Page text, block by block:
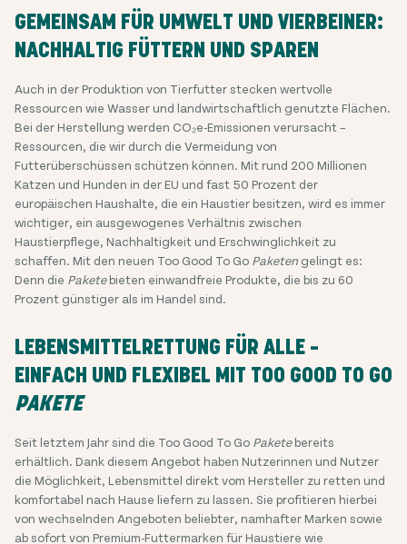
GEMEINSAM FÜR UMWELT UND VIERBEINER:
NACHHALTIG FÜTTERN UND SPAREN
Auch in der Produktion von Tierfutter stecken wertvolle
Ressourcen wie Wasser und landwirtschaftlich genutzte Flächen.
Bei der Herstellung werden CO₂e-Emissionen verursacht –
Ressourcen, die wir durch die Vermeidung von
Futterüberschüssen schützen können. Mit rund 200 Millionen
Katzen und Hunden in der EU und fast 50 Prozent der
europäischen Haushalte, die ein Haustier besitzen, wird es immer
wichtiger, ein ausgewogenes Verhältnis zwischen
Haustierpflege, Nachhaltigkeit und Erschwinglichkeit zu
schaffen. Mit den neuen Too Good To Go Paketen gelingt es:
Denn die Paketebieten einwandfreie Produkte, die bis zu 60
Prozent günstiger als im Handel sind.
LEBENSMITTELRETTUNG FÜR ALLE –
EINFACH UND FLEXIBEL MIT TOO GOOD TO GO
PAKETE
Seit letztem Jahr sind die Too Good To Go Paketebereits
erhältlich. Dank diesem Angebot haben Nutzerinnen und Nutzer
die Möglichkeit, Lebensmittel direkt vom Hersteller zu retten und
komfortabel nach Hause liefern zu lassen. Sie profitieren hierbei
von wechselnden Angeboten beliebter, namhafter Marken sowie
ab sofort von Premium-Futtermarken für Haustiere wie